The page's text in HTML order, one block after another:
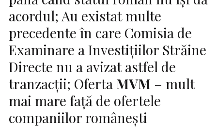
acordul; Au existat multe
precedente în care Comisia de
Examinare a Investiţiilor Străine
Directe nu a avizat astfel de
tranzacţii; Oferta MVM – mult
mai mare faţă de ofertele
companiilor româneşti